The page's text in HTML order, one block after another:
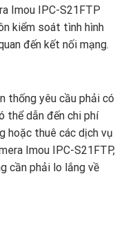
Imou IPC-S21FTP
kiểm soát tình hình
đến kết nối mạng.
thống yêu cầu phải có
thể dẫn đến chi phí
hoặc thuê các dịch vụ
Imou IPC-S21FTP,
cần phải lo lắng về